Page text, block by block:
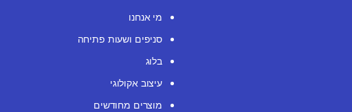
מי אנחנו
סניפים ושעות פתיחה
בלוג
עיצוב אקולוגי
מוצרים מחודשים